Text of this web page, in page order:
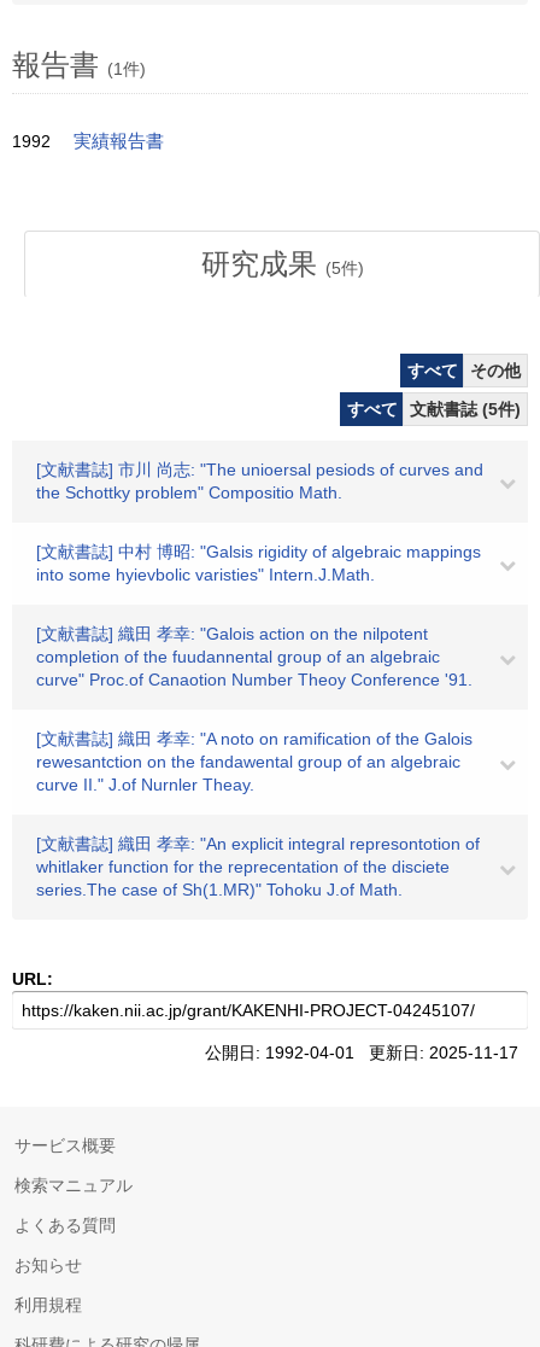
報告書 (1件)
1992 実績報告書
研究成果 (5件)
すべて
その他
すべて
文献書誌 (5件)
[文献書誌] 市川 尚志: "The unioersal pesiods of curves and
the Schottky problem" Compositio Math.
[文献書誌] 中村 博昭: "Galsis rigidity of algebraic mappings
into some hyievbolic varisties" Intern.J.Math.
[文献書誌] 織田 孝幸: "Galois action on the nilpotent
completion of the fuudannental group of an algebraic
curve" Proc.of Canaotion Number Theoy Conference '91.
[文献書誌] 織田 孝幸: "A noto on ramification of the Galois
rewesantction on the fandawental group of an algebraic
curve II." J.of Nurnler Theay.
[文献書誌] 織田 孝幸: "An explicit integral represontotion of
whitlaker function for the reprecentation of the disciete
series.The case of Sh(1.MR)" Tohoku J.of Math.
URL:
公開日: 1992-04-01 更新日: 2025-11-17
サービス概要
検索マニュアル
よくある質問
お知らせ
利用規程